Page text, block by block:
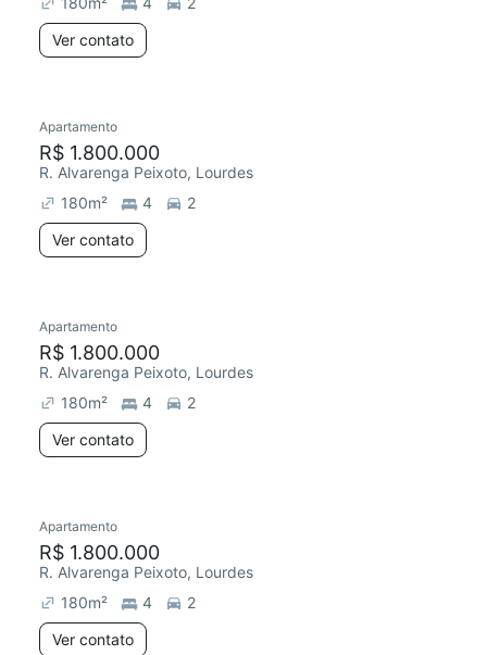
Ver contato
Apartamento
R$ 1.800.000
R. Alvarenga Peixoto, Lourdes
180m² 4
2
Ver contato
Apartamento
R$ 1.800.000
R. Alvarenga Peixoto, Lourdes
180m² 4
2
Ver contato
Apartamento
R$ 1.800.000
R. Alvarenga Peixoto, Lourdes
180m² 4
2
Ver contato